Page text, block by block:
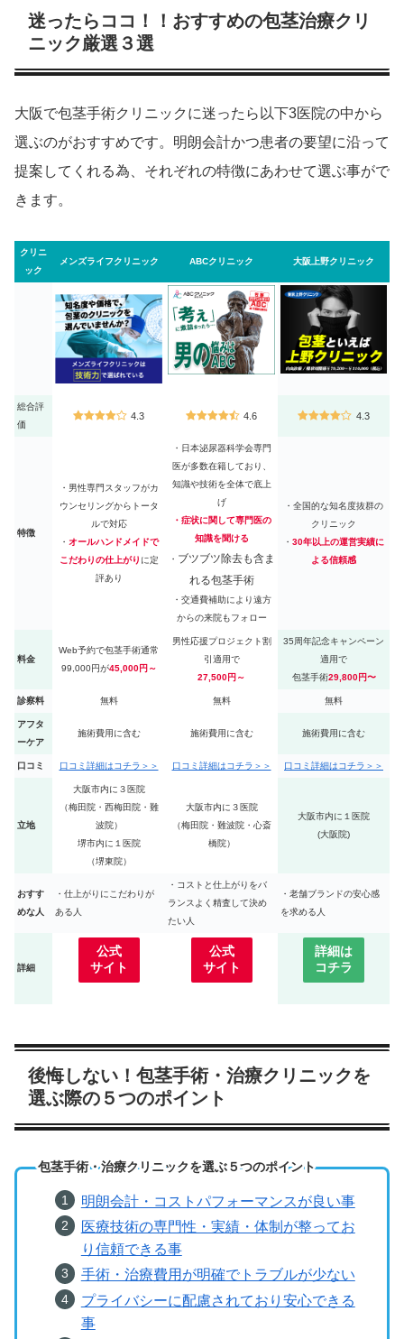
迷ったらココ！！おすすめの包茎治療クリ
ニック厳選３選
大阪で包茎手術クリニックに迷ったら以下3医院の中から
選ぶのがおすすめです。明朗会計かつ患者の要望に沿って
提案してくれる為、それぞれの特徴にあわせて選ぶ事がで
きます。
クリニ
ック
メンズライフクリニック ABCクリニック 大阪上野クリニック
総合評
価
4.3 4.6 4.3
特徴
・男性専門スタッフがカ
ウンセリングからトータ
ルで対応
・ オールハンドメイドで
こだわりの仕上がり に定
評あり
・日本泌尿器科学会専門
医が多数在籍しており、
知識や技術を全体で底上
げ
・症状に関して専門医の
知識を聞ける
・ ブツブツ除去も含ま
れる包茎手術
・交通費補助により遠方
からの来院もフォロー
・全国的な知名度抜群の
クリニック
・ 30年以上の運営実績に
よる信頼感
料金
Web予約で包茎手術通常
99,000円が45,000円～
男性応援プロジェクト割
引適用で
27,500円～
35周年記念キャンペーン
適用で
包茎手術29,800円〜
診察料 無料 無料 無料
アフタ
ーケア
施術費用に含む 施術費用に含む 施術費用に含む
口コミ 口コミ詳細はコチラ＞＞ 口コミ詳細はコチラ＞＞ 口コミ詳細はコチラ＞＞
立地
大阪市内に３医院
（梅田院・西梅田院・難
波院）
堺市内に１医院
（堺東院）
大阪市内に３医院
（梅田院・難波院・心斎
橋院）
大阪市内に１医院
(大阪院)
おすす
めな人
・仕上がりにこだわりが
ある人
・コストと仕上がりをバ
ランスよく精査して決め
たい人
・老舗ブランドの安心感
を求める人
詳細
公式
サイト
公式
サイト
詳細は
コチラ
後悔しない！包茎手術・治療クリニックを
選ぶ際の５つのポイント
包茎手術・治療クリニックを選ぶ５つのポイント
明朗会計・コストパフォーマンスが良い事
医療技術の専門性・実績・体制が整ってお
り信頼できる事
手術・治療費用が明確でトラブルが少ない
プライバシーに配慮されており安心できる
事